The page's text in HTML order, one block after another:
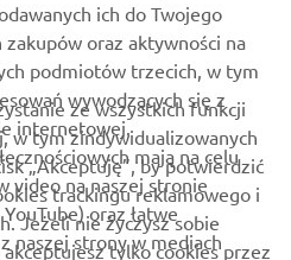
o najnowszych ofertach,
i nie tylko
ich do Twojego
zakupów oraz aktywności na
podmiotów trzecich, w tym
wywodzących się z
internetowej.
mają na celu
video na naszej stronie
oraz łatwe
naszej strony w mediach
ze wszystkich funkcji
w tym zindywidualizowanych
„Akceptuję”, by potwierdzić
trackingu reklamowego i
Jeżeli nie życzysz sobie
tylko cookies przez